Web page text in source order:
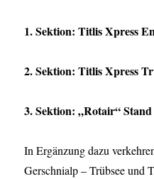
1. Sektion: Titlis Xpress
2. Sektion: Titlis Xpress
3. Sektion: „Rotair“
In Ergänzung dazu
Gerschnialp – Trübsee und